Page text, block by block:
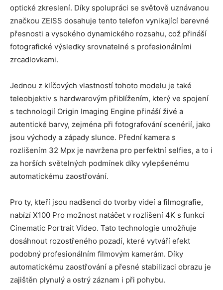
optické zkreslení. Díky spolupráci se světově uznávanou
značkou ZEISS dosahuje tento telefon vynikající barevné
přesnosti a vysokého dynamického rozsahu, což přináší
fotografické výsledky srovnatelné s profesionálními
zrcadlovkami.
Jednou z klíčových vlastností tohoto modelu je také
teleobjektiv s hardwarovým přiblížením, který ve spojení
s technologií Origin Imaging Engine přináší živé a
autentické barvy, zejména při fotografování scenérií, jako
jsou východy a západy slunce. Přední kamera s
rozlišením 32 Mpx je navržena pro perfektní selfies, a to i
za horších světelných podmínek díky vylepšenému
automatickému zaostřování.
Pro ty, kteří jsou nadšenci do tvorby videí a filmografie,
nabízí X100 Pro možnost natáčet v rozlišení 4K s funkcí
Cinematic Portrait Video. Tato technologie umožňuje
dosáhnout rozostřeného pozadí, které vytváří efekt
podobný profesionálním filmovým kamerám. Díky
automatickému zaostřování a přesné stabilizaci obrazu je
zajištěn plynulý a ostrý záznam i při pohybu.